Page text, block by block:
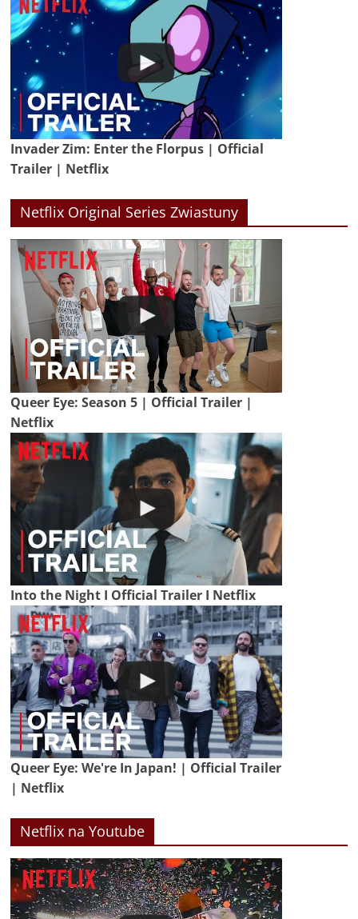
Invader Zim: Enter the Florpus | Official
Trailer | Netflix
Netflix Original Series Zwiastuny
Queer Eye: Season 5 | Official Trailer |
Netflix
Into the Night I Official Trailer I Netflix
Queer Eye: We're In Japan! | Official Trailer
| Netflix
Netflix na Youtube